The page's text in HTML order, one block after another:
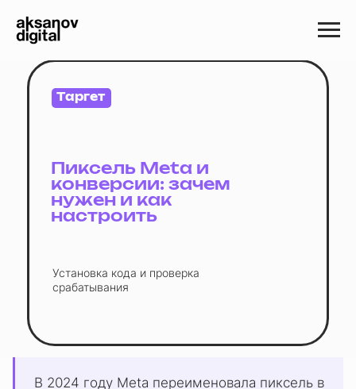
Пиксель Meta и
конверсии: зачем
нужен и как
настроить
Установка кода и проверка
срабатывания
Таргет
В 2024 году Meta переименовала пиксель в